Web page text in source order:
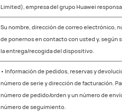
Limited), empresa del grupo Huawei
Su nombre, dirección de correo electrónico,
de ponernos en contacto con usted y, según
la entrega/recogida del dispositivo.
• Información de pedidos, reservas y
número de serie y dirección de facturación.
número de pedido/orden y un número de
número de seguimiento.